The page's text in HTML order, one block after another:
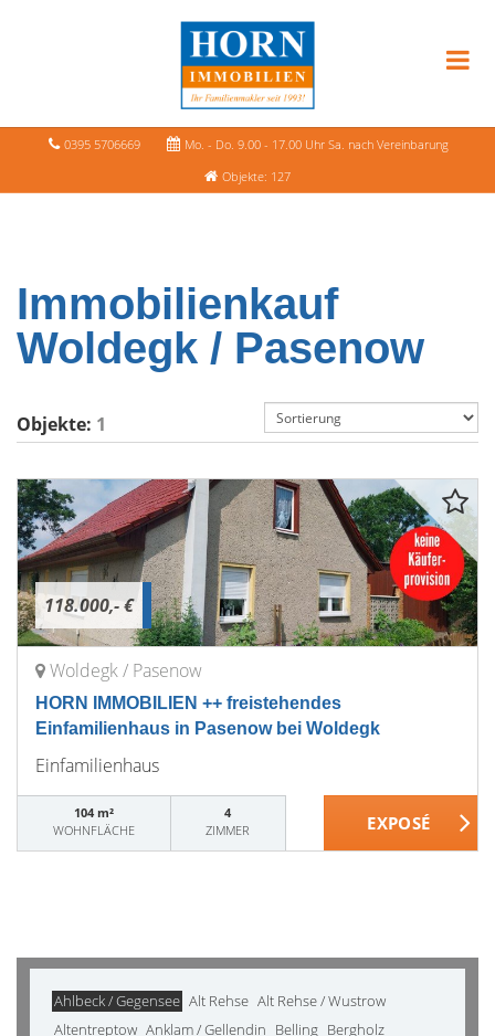
0395 5706669
Mo. - Do. 9.00 - 17.00 Uhr Sa. nach Vereinbarung
Objekte: 127
Immobilienkauf
Woldegk / Pasenow
Objekte: 1
118.000,- €
Woldegk / Pasenow
HORN IMMOBILIEN ++ freistehendes
Einfamilienhaus in Pasenow bei Woldegk
Einfamilienhaus
104 m²
WOHNFLÄCHE
4
ZIMMER
Ahlbeck / Gegensee Alt Rehse Alt Rehse / Wustrow
Altentreptow Anklam / Gellendin Belling Bergholz